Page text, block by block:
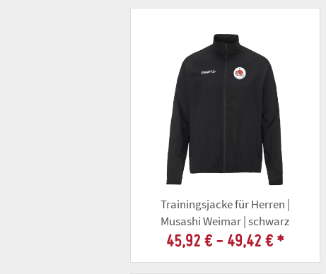
Trainingsjacke für Herren |
Musashi Weimar | schwarz
45,92 € - 49,42 € *